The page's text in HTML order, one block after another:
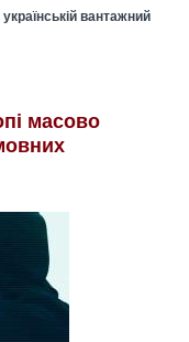
вантажний
масово